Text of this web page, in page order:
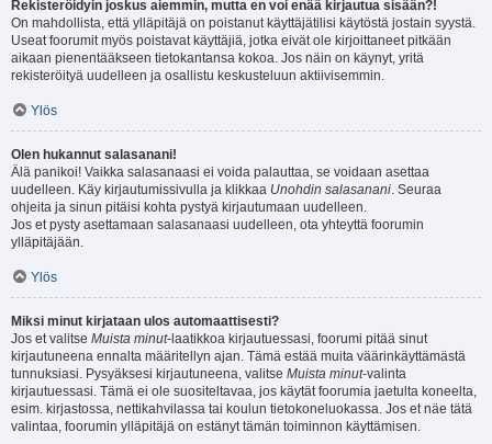
Rekisteröidyin joskus aiemmin, mutta en voi enää kirjautua sisään?!
On mahdollista, että ylläpitäjä on poistanut käyttäjätilisi käytöstä jostain syystä.
Useat foorumit myös poistavat käyttäjiä, jotka eivät ole kirjoittaneet pitkään
aikaan pienentääkseen tietokantansa kokoa. Jos näin on käynyt, yritä
rekisteröityä uudelleen ja osallistu keskusteluun aktiivisemmin.
Ylös
Olen hukannut salasanani!
Älä panikoi! Vaikka salasanaasi ei voida palauttaa, se voidaan asettaa
uudelleen. Käy kirjautumissivulla ja klikkaa Unohdin salasanani. Seuraa
ohjeita ja sinun pitäisi kohta pystyä kirjautumaan uudelleen.
Jos et pysty asettamaan salasanaasi uudelleen, ota yhteyttä foorumin
ylläpitäjään.
Ylös
Miksi minut kirjataan ulos automaattisesti?
Jos et valitse Muista minut-laatikkoa kirjautuessasi, foorumi pitää sinut
kirjautuneena ennalta määritellyn ajan. Tämä estää muita väärinkäyttämästä
tunnuksiasi. Pysyäksesi kirjautuneena, valitse Muista minut-valinta
kirjautuessasi. Tämä ei ole suositeltavaa, jos käytät foorumia jaetulta koneelta,
esim. kirjastossa, nettikahvilassa tai koulun tietokoneluokassa. Jos et näe tätä
valintaa, foorumin ylläpitäjä on estänyt tämän toiminnon käyttämisen.